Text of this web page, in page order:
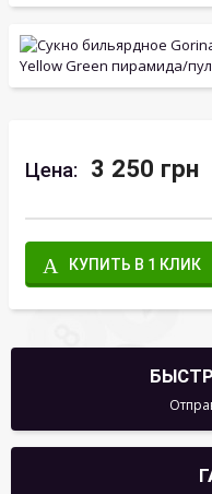
Цена: 3 250 грн
КУПИТЬ В 1 КЛИК